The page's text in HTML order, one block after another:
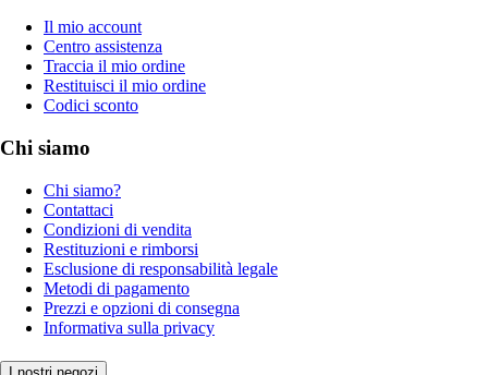
Il mio account
Centro assistenza
Traccia il mio ordine
Restituisci il mio ordine
Codici sconto
Chi siamo
Chi siamo?
Contattaci
Condizioni di vendita
Restituzioni e rimborsi
Esclusione di responsabilità legale
Metodi di pagamento
Prezzi e opzioni di consegna
Informativa sulla privacy